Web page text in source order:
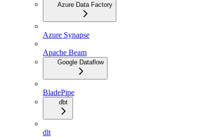
Azure Data Factory
Azure Synapse
Apache Beam
Google Dataflow
BladePipe
dbt
dlt